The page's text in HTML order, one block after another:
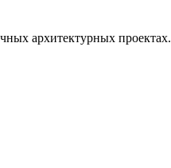
архитектурных проектах.